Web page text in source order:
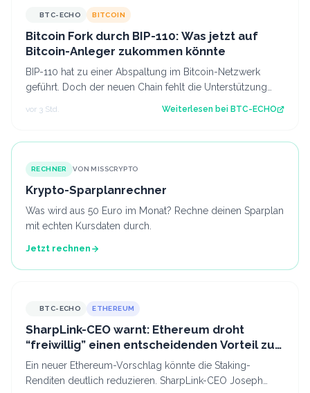
BTC-ECHO BITCOIN
Bitcoin Fork durch BIP-110: Was jetzt auf
Bitcoin-Anleger zukommen könnte
BIP-110 hat zu einer Abspaltung im Bitcoin-Netzwerk
geführt. Doch der neuen Chain fehlt die Unterstützung
vor 3 Std. Weiterlesen bei BTC-ECHO
RECHNER VON MISSCRYPTO
Krypto-Sparplanrechner
Was wird aus 50 Euro im Monat? Rechne deinen Sparplan
mit echten Kursdaten durch.
Jetzt rechnen
BTC-ECHO ETHEREUM
SharpLink-CEO warnt: Ethereum droht
“freiwillig” einen entscheidenden Vorteil zu
verlieren
Ein neuer Ethereum-Vorschlag könnte die Staking-
Renditen deutlich reduzieren. SharpLink-CEO Joseph